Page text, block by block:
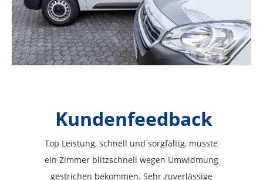
Kundenfeedback
Top Leistung, schnell und sorgfältig, musste
ein Zimmer blitzschnell wegen Umwidmung
gestrichen bekommen. Sehr zuverlässige